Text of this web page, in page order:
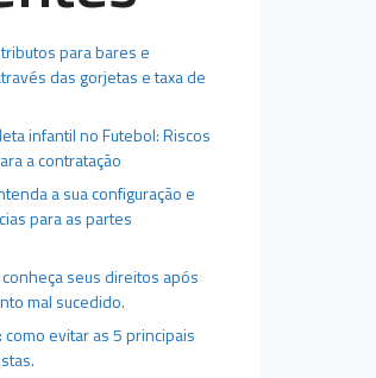
para bares e
das gorjetas e taxa de
infantil no Futebol: Riscos
a contratação
a sua configuração e
para as partes
seus direitos após
mal sucedido.
como evitar as 5 principais